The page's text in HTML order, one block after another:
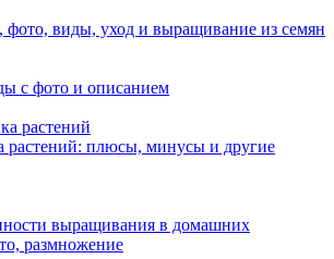
фото, виды, уход и выращивание из семян
с фото и описанием
растений: плюсы, минусы и другие
выращивания в домашних
размножение